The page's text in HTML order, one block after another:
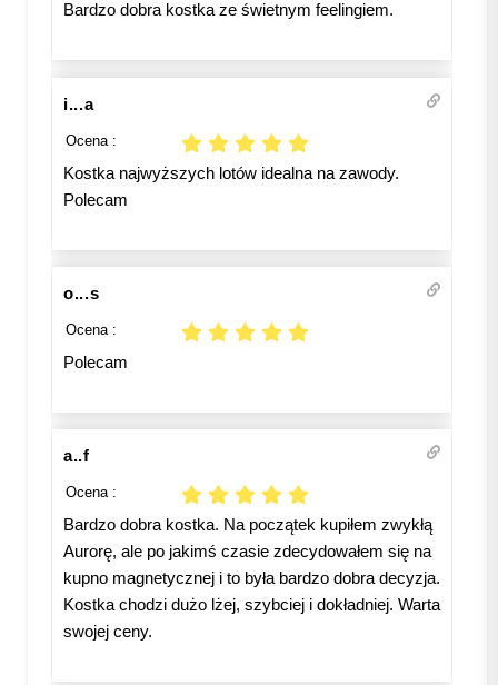
Bardzo dobra kostka ze świetnym feelingiem.
i...a
Ocena :
Kostka najwyższych lotów idealna na zawody.
Polecam
o...s
Ocena :
Polecam
a..f
Ocena :
Bardzo dobra kostka. Na początek kupiłem zwykłą
Aurorę, ale po jakimś czasie zdecydowałem się na
kupno magnetycznej i to była bardzo dobra decyzja.
Kostka chodzi dużo lżej, szybciej i dokładniej. Warta
swojej ceny.